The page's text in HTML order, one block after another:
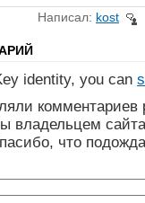
Написал: kost
identity, you can
владельцем
что